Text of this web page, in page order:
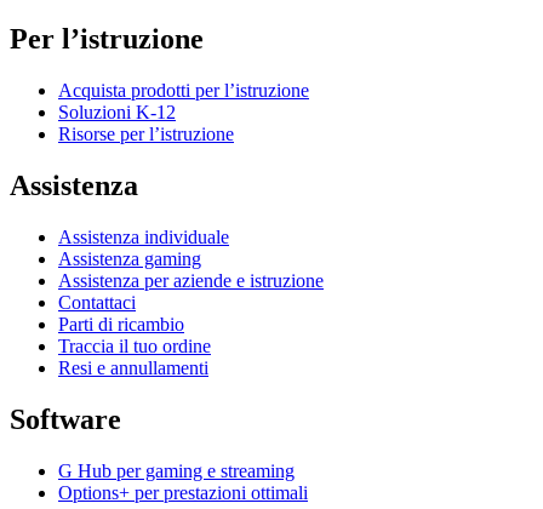
Per l’istruzione
Acquista prodotti per l’istruzione
Soluzioni K-12
Risorse per l’istruzione
Assistenza
Assistenza individuale
Assistenza gaming
Assistenza per aziende e istruzione
Contattaci
Parti di ricambio
Traccia il tuo ordine
Resi e annullamenti
Software
G Hub per gaming e streaming
Options+ per prestazioni ottimali